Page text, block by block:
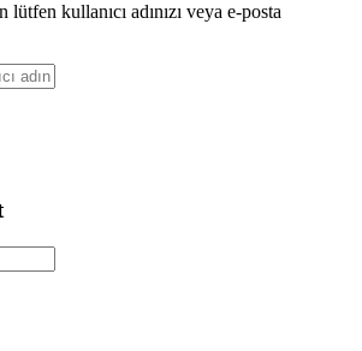
kullanıcı adınızı veya e-posta